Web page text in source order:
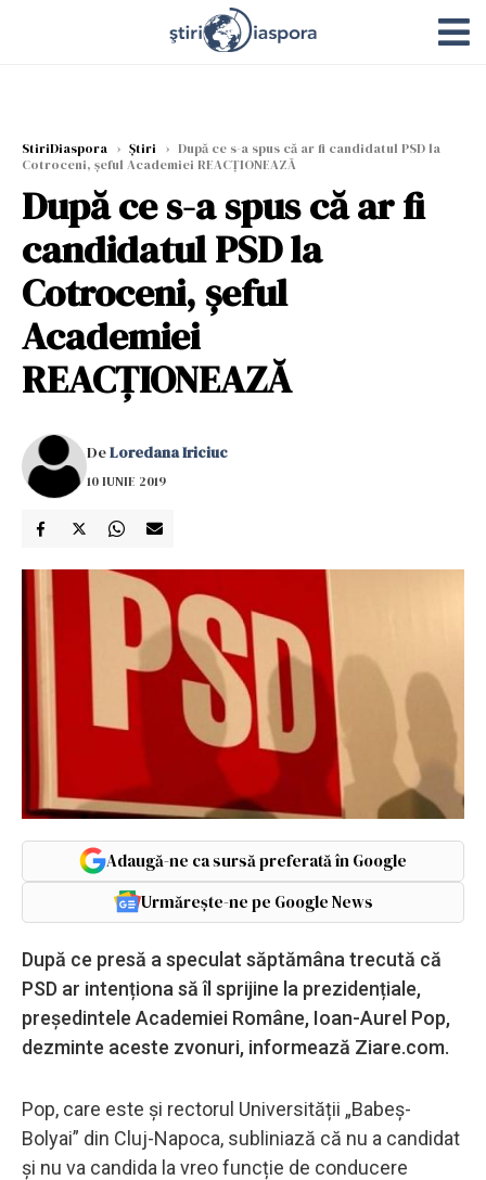
StiriDiaspora › Știri › După ce s-a spus că ar fi candidatul PSD la
Cotroceni, șeful Academiei REACȚIONEAZĂ
După ce s-a spus că ar fi
candidatul PSD la
Cotroceni, șeful
Academiei
REACȚIONEAZĂ
DeLoredana Iriciuc
10 IUNIE 2019
Adaugă-ne ca sursă preferată în Google
Urmărește-ne pe Google News
După ce presă a speculat săptămâna trecută că
PSD ar intenționa să îl sprijine la prezidențiale,
președintele Academiei Române, Ioan-Aurel Pop,
dezminte aceste zvonuri, informează Ziare.com.
Pop, care este și rectorul Universității „Babeș-
Bolyai” din Cluj-Napoca, subliniază că nu a candidat
și nu va candida la vreo funcție de conducere